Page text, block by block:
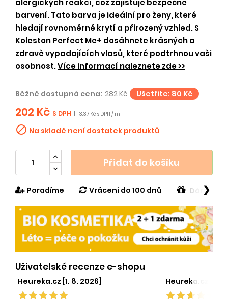
alergických reakcí, což zajišťuje bezpečné
barvení. Tato barva je ideální pro ženy, které
hledají rovnoměrné krytí a přirozený vzhled. S
Koleston Perfect Me+ dosáhnete krásných a
zdravě vypadajících vlasů, které podtrhnou vaši
osobnost.Více informací naleznete zde >>
Běžně dostupná cena: 282 Kč Ušetříte: 80 Kč
202 Kč S DPH 3.37 Kč s DPH / ml
 Na skladě není dostatek produktů
Přidat do košíku
Poradíme Vrácení do 100 dnů Dárek v
❯
Uživatelské recenze e-shopu
Heureka.cz [1. 8. 2026] Heureka.cz [29.